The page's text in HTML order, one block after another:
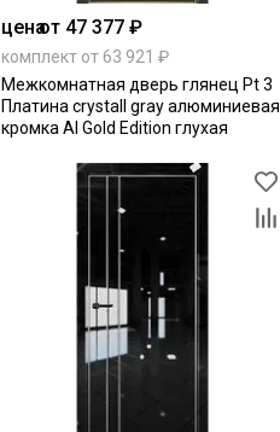
ценаот 47 377 ₽
комплект от 63 921 ₽
Межкомнатная дверь глянец Pt 3
Платина crystall gray алюминиевая
кромка Al Gold Edition глухая